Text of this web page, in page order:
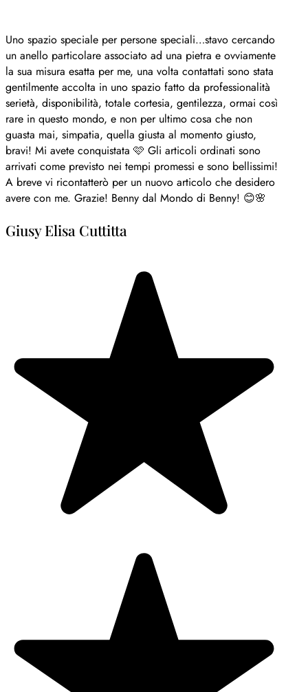
Uno spazio speciale per persone speciali…stavo cercando
un anello particolare associato ad una pietra e ovviamente
la sua misura esatta per me, una volta contattati sono stata
gentilmente accolta in uno spazio fatto da professionalità
serietà, disponibilità, totale cortesia, gentilezza, ormai così
rare in questo mondo, e non per ultimo cosa che non
guasta mai, simpatia, quella giusta al momento giusto,
bravi! Mi avete conquistata 🩷 Gli articoli ordinati sono
arrivati come previsto nei tempi promessi e sono bellissimi!
A breve vi ricontatterò per un nuovo articolo che desidero
avere con me. Grazie! Benny dal Mondo di Benny! 😊🌸
Giusy Elisa Cuttitta